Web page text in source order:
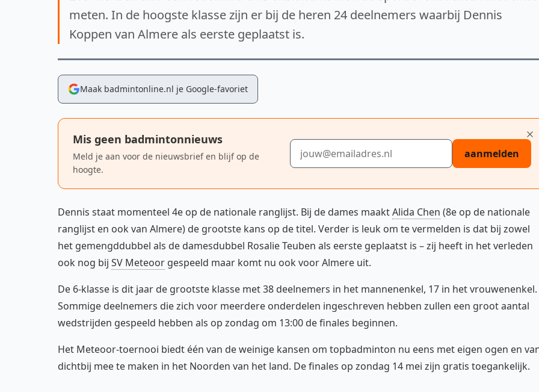
meten. In de hoogste klasse zijn er bij de heren 24 deelnemers waarbij Dennis
Koppen van Almere als eerste geplaatst is.
Maak badmintonline.nl je Google-favoriet
Mis geen badmintonnieuws
Meld je aan voor de nieuwsbrief en blijf op de
hoogte.
E-mailadres
aanmelden
Dennis staat momenteel 4e op de nationale ranglijst. Bij de dames maaktAlida Chen (8e op de nationale
ranglijst en ook van Almere) de grootste kans op de titel. Verder is leuk om te vermelden is dat bij zowel
het gemengddubbel als de damesdubbel Rosalie Teuben als eerste geplaatst is – zij heeft in het verleden
ook nog bij SV Meteoor gespeeld maar komt nu ook voor Almere uit.
De 6-klasse is dit jaar de grootste klasse met 38 deelnemers in het mannenenkel, 17 in het vrouwenenkel.
Sommige deelnemers die zich voor meerdere onderdelen ingeschreven hebben zullen een groot aantal
wedstrijden gespeeld hebben als op zondag om 13:00 de finales beginnen.
Het Meteoor-toernooi biedt één van de weinige kansen om topbadminton nu eens met eigen ogen en
dichtbij mee te maken in het Noorden van het land. De finales op zondag 14 mei zijn gratis toegankelijk.